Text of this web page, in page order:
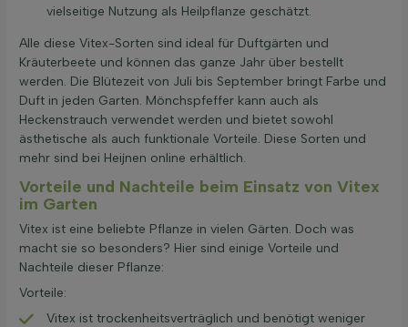
vielseitige Nutzung als Heilpflanze geschätzt.
Alle diese Vitex-Sorten sind ideal für Duftgärten und
Kräuterbeete und können das ganze Jahr über bestellt
werden. Die Blütezeit von Juli bis September bringt Farbe und
Duft in jeden Garten. Mönchspfeffer kann auch als
Heckenstrauch verwendet werden und bietet sowohl
ästhetische als auch funktionale Vorteile. Diese Sorten und
mehr sind bei Heijnen online erhältlich.
Vorteile und Nachteile beim Einsatz von Vitex
im Garten
Vitex ist eine beliebte Pflanze in vielen Gärten. Doch was
macht sie so besonders? Hier sind einige Vorteile und
Nachteile dieser Pflanze:
Vorteile:
Vitex ist trockenheitsverträglich und benötigt weniger